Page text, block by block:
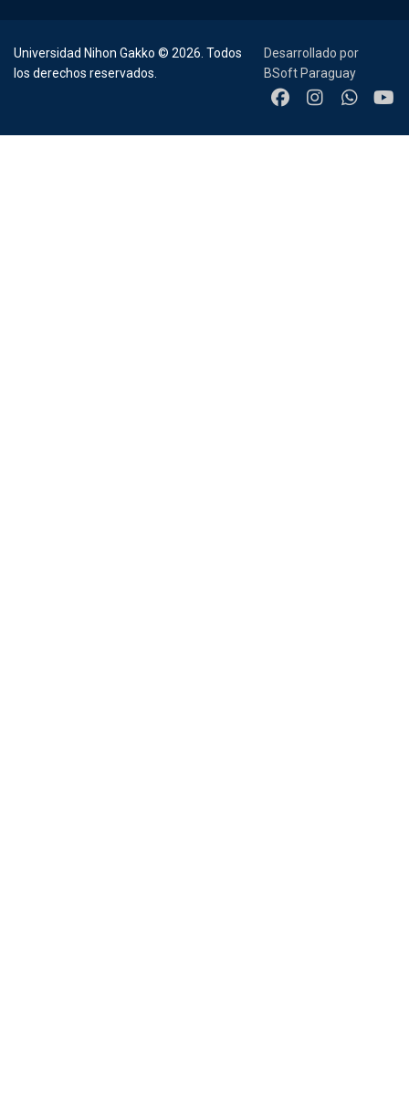
Universidad Nihon Gakko © 2026. Todos
los derechos reservados.
Desarrollado por
BSoft Paraguay